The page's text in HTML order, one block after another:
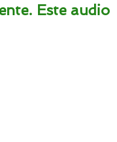
Este audio